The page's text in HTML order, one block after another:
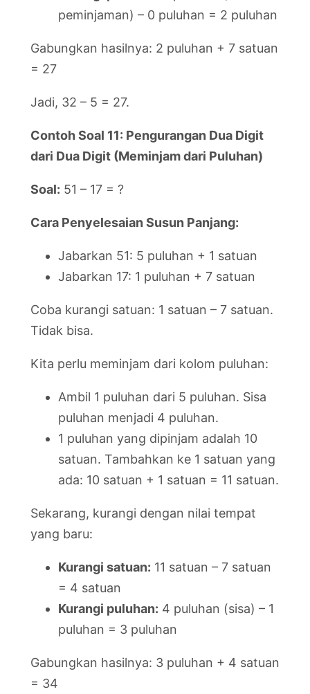
peminjaman) – 0 puluhan = 2 puluhan
Gabungkan hasilnya: 2 puluhan + 7 satuan
= 27
Jadi, 32 – 5 = 27.
Contoh Soal 11: Pengurangan Dua Digit
dari Dua Digit (Meminjam dari Puluhan)
Soal: 51 – 17 = ?
Cara Penyelesaian Susun Panjang:
Jabarkan 51: 5 puluhan + 1 satuan
Jabarkan 17: 1 puluhan + 7 satuan
Coba kurangi satuan: 1 satuan – 7 satuan.
Tidak bisa.
Kita perlu meminjam dari kolom puluhan:
Ambil 1 puluhan dari 5 puluhan. Sisa
puluhan menjadi 4 puluhan.
1 puluhan yang dipinjam adalah 10
satuan. Tambahkan ke 1 satuan yang
ada: 10 satuan + 1 satuan = 11 satuan.
Sekarang, kurangi dengan nilai tempat
yang baru:
Kurangi satuan: 11 satuan – 7 satuan
= 4 satuan
Kurangi puluhan: 4 puluhan (sisa) – 1
puluhan = 3 puluhan
Gabungkan hasilnya: 3 puluhan + 4 satuan
= 34